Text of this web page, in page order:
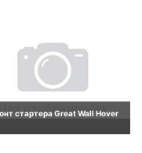
стартера Great Wall Hover